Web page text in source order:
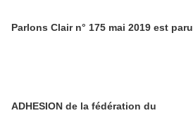
Parlons Clair n° 175 mai 2019 est paru
ADHESION de la fédération du